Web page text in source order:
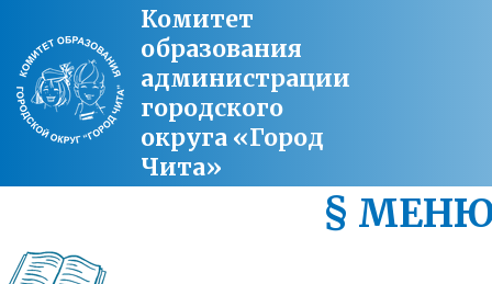
Комитет
образования
администрации
городского
округа «Город
Чита»
§